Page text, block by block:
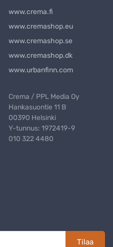
www.crema.fi
www.cremashop.eu
www.cremashop.se
www.cremashop.dk
www.urbanfinn.com
Crema / PPL Media Oy
Hankasuontie 11 B
00390 Helsinki
Y-tunnus: 1972419-9
010 322 4480
Tilaa